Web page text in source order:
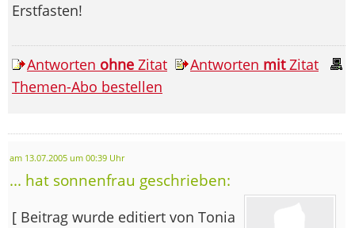
Erstfasten!
Antworten ohne Zitat Antworten mitZitat
Themen-Abo bestellen
am 13.07.2005 um 00:39 Uhr
... hat sonnenfrau geschrieben:
[ Beitrag wurde editiert von Tonia